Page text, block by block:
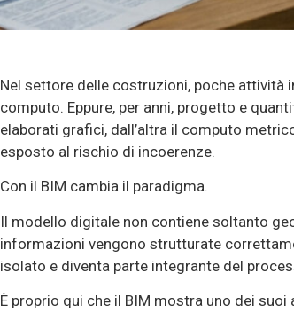
Nel settore delle costruzioni, poche
computo. Eppure, per anni, progetto e
elaborati grafici, dall’altra il computo
esposto al rischio di incoerenze.
Con il BIM cambia il paradigma.
Il modello digitale non contiene soltanto
informazioni vengono strutturate
isolato e diventa parte integrante del
È proprio qui che il BIM mostra uno dei